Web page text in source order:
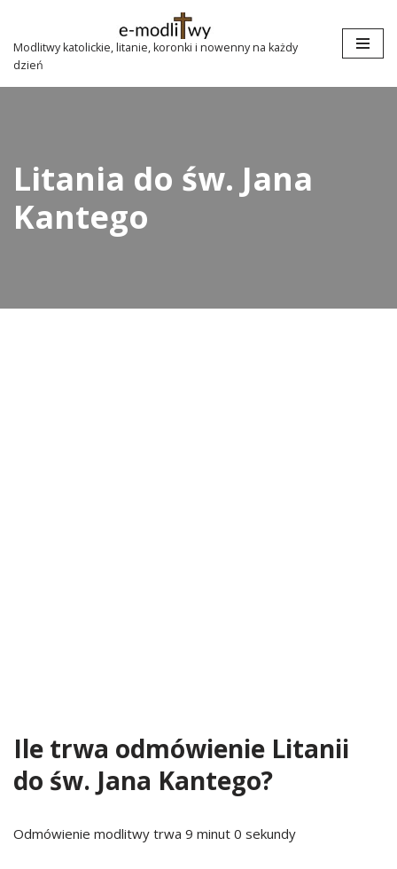
Przejdź
do
treści
Modlitwy katolickie, litanie, koronki i nowenny na każdy
dzień
Litania do św. Jana
Kantego
Ile trwa odmówienie Litanii
do św. Jana Kantego?
Odmówienie modlitwy trwa 9 minut 0 sekundy